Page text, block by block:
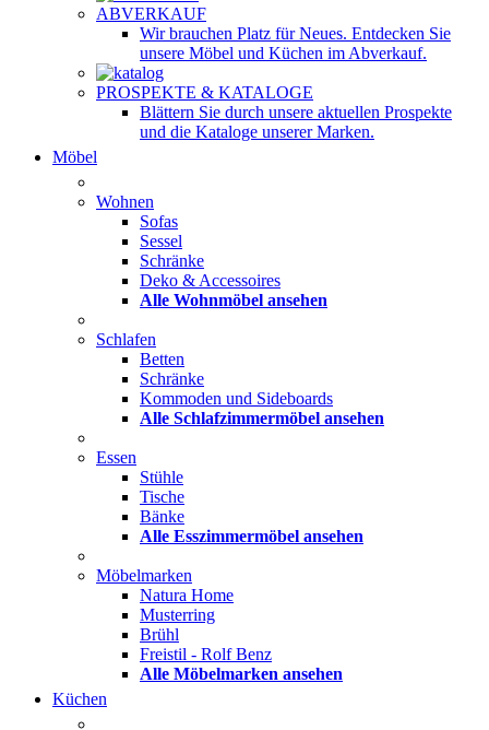
ABVERKAUF
Wir brauchen Platz für Neues. Entdecken Sie
unsere Möbel und Küchen im Abverkauf.
PROSPEKTE & KATALOGE
Blättern Sie durch unsere aktuellen Prospekte
und die Kataloge unserer Marken.
Möbel
Wohnen
Sofas
Sessel
Schränke
Deko & Accessoires
Alle Wohnmöbel ansehen
Schlafen
Betten
Schränke
Kommoden und Sideboards
Alle Schlafzimmermöbel ansehen
Essen
Stühle
Tische
Bänke
Alle Esszimmermöbel ansehen
Möbelmarken
Natura Home
Musterring
Brühl
Freistil - Rolf Benz
Alle Möbelmarken ansehen
Küchen